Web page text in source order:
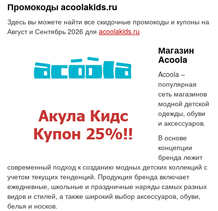
Промокоды acoolakids.ru
Здесь вы можете найти все скидочные промокоды и купоны на
Август и Сентябрь 2026 для acoolakids.ru
Магазин
Acoola
Acoola –
популярная
сеть магазинов
модной детской
одежды, обуви
и аксессуаров.
В основе
концепции
бренда лежит
современный подход к созданию модных детских коллекций с
учетом текущих тенденций. Продукция бренда включает
ежедневные, школьные и праздничные наряды самых разных
видов и стилей, а также широкий выбор аксессуаров, обуви,
белья и носков.